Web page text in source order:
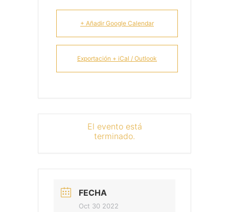
+ Añadir Google Calendar
Exportación + iCal / Outlook
El evento está
terminado.
FECHA
Oct 30 2022